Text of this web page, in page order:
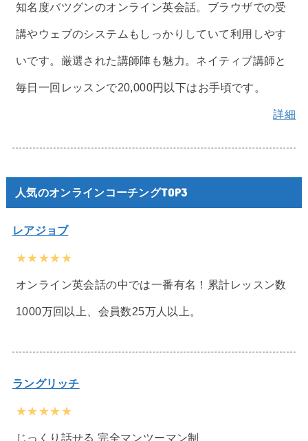
知名度バツグンのオンライン英会話。ブラウザでの受
講やウェブのシステムもしっかりしていて利用しやす
いです。厳選された講師陣も魅力。ネイティブ講師と
毎日一回レッスンで20,000円以下はお手頃です。
詳細
人気のオンラインコーチングTOP3
レアジョブ
★★★★★
オンライン英会話の中では一番有名！累計レッスン数
1000万回以上、会員数25万人以上。
ラングリッチ
★★★★★
じっくり話せる 完全マンツーマン制